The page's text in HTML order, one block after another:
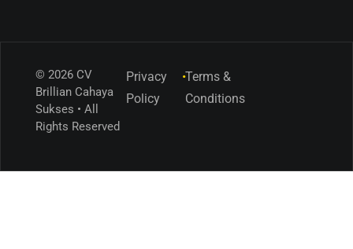
© 2026 CV
Brillian Cahaya
Sukses • All
Rights Reserved
Privacy
Policy
•Terms &
Conditions